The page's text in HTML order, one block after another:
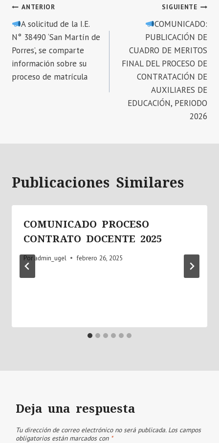
Navegación
de
entradas
ANTERIOR
A solicitud de la I.E.
N° 38490 ‘San Martín de
Porres’, se comparte
información sobre su
proceso de matrícula
SIGUIENTE
COMUNICADO:
PUBLICACIÓN DE
CUADRO DE MERITOS
FINAL DEL PROCESO DE
CONTRATACIÓN DE
AUXILIARES DE
EDUCACIÓN, PERIODO
2026
Publicaciones Similares
COMUNICADO PROCESO
CONTRATO DOCENTE 2025
Poradmin_ugel febrero 26, 2025
Deja una respuesta
Tu dirección de correo electrónico no será publicada. Los campos
obligatorios están marcados con *